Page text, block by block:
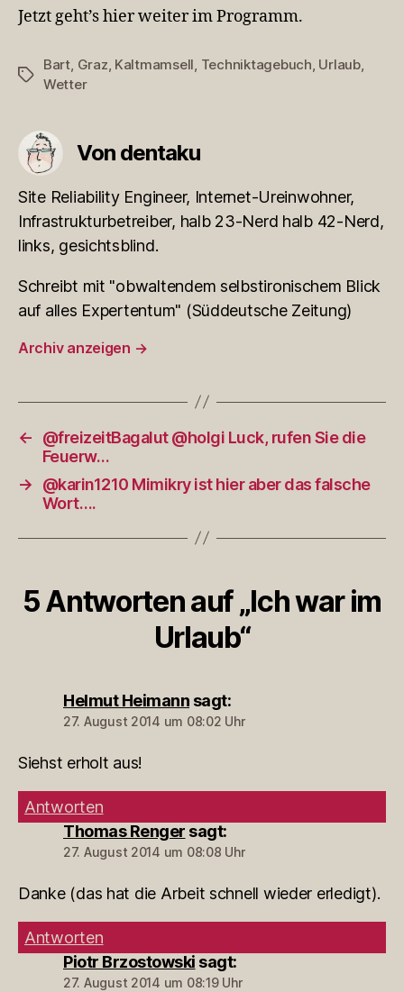
Jetzt geht’s hier weiter im Programm.
Schlagwörter
Bart Graz Kaltmamsell Techniktagebuch Urlaub,
Wetter
Von dentaku
Site Reliability Engineer, Internet-Ureinwohner,
Infrastrukturbetreiber, halb 23-Nerd halb 42-Nerd,
links, gesichtsblind.
Schreibt mit "obwaltendem selbstironischem Blick
auf alles Expertentum" (Süddeutsche Zeitung)
Archiv anzeigen →
←
@freizeitBagalut @holgi Luck, rufen Sie die
Feuerw…
→
@karin1210 Mimikry ist hier aber das falsche
Wort….
5 Antworten auf „Ich war im
Urlaub“
Helmut Heimann sagt:
27. August 2014 um 08:02 Uhr
Siehst erholt aus!
Antworten
Thomas Renger sagt:
27. August 2014 um 08:08 Uhr
Danke (das hat die Arbeit schnell wieder erledigt).
Antworten
Piotr Brzostowski sagt:
27. August 2014 um 08:19 Uhr